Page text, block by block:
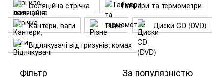
Ізоляційна стрічка
Таймери та термометри
Кантери, ваги
Різне
Диски CD (DVD)
Відлякувачі від гризунів, комах
Фільтр За популярністю